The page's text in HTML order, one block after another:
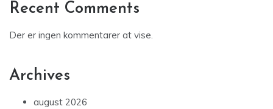
Recent Comments
Der er ingen kommentarer at vise.
Archives
august 2026